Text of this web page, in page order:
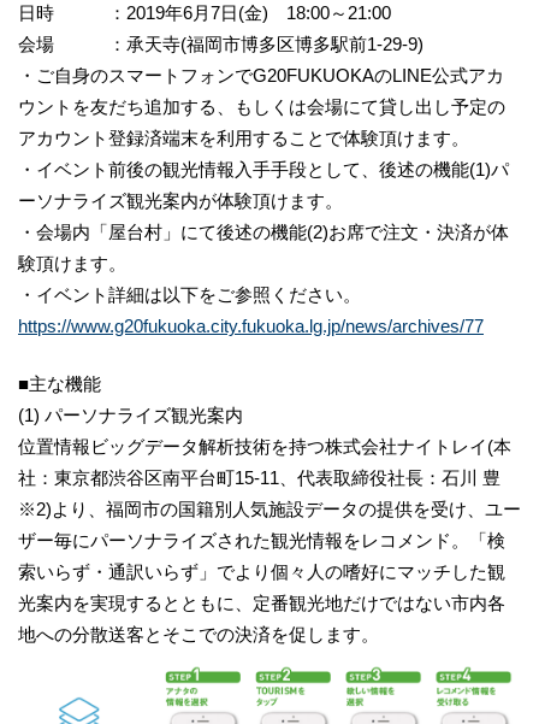
日時 ：2019年6月7日(金) 18:00～21:00
会場 ：承天寺(福岡市博多区博多駅前1-29-9)
・ご自身のスマートフォンでG20FUKUOKAのLINE公式アカ
ウントを友だち追加する、もしくは会場にて貸し出し予定の
アカウント登録済端末を利用することで体験頂けます。
・イベント前後の観光情報入手手段として、後述の機能(1)パ
ーソナライズ観光案内が体験頂けます。
・会場内「屋台村」にて後述の機能(2)お席で注文・決済が体
験頂けます。
・イベント詳細は以下をご参照ください。
https://www.g20fukuoka.city.fukuoka.lg.jp/news/archives/77
■主な機能
(1) パーソナライズ観光案内
位置情報ビッグデータ解析技術を持つ株式会社ナイトレイ(本
社：東京都渋谷区南平台町15-11、代表取締役社長：石川 豊
※2)より、福岡市の国籍別人気施設データの提供を受け、ユー
ザー毎にパーソナライズされた観光情報をレコメンド。「検
索いらず・通訳いらず」でより個々人の嗜好にマッチした観
光案内を実現するとともに、定番観光地だけではない市内各
地への分散送客とそこでの決済を促します。